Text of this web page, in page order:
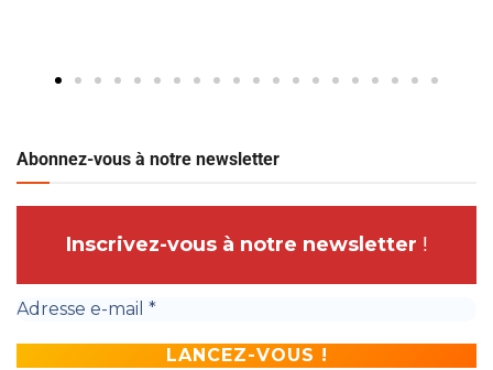
Abonnez-vous à notre newsletter
Inscrivez-vous à notre newsletter !